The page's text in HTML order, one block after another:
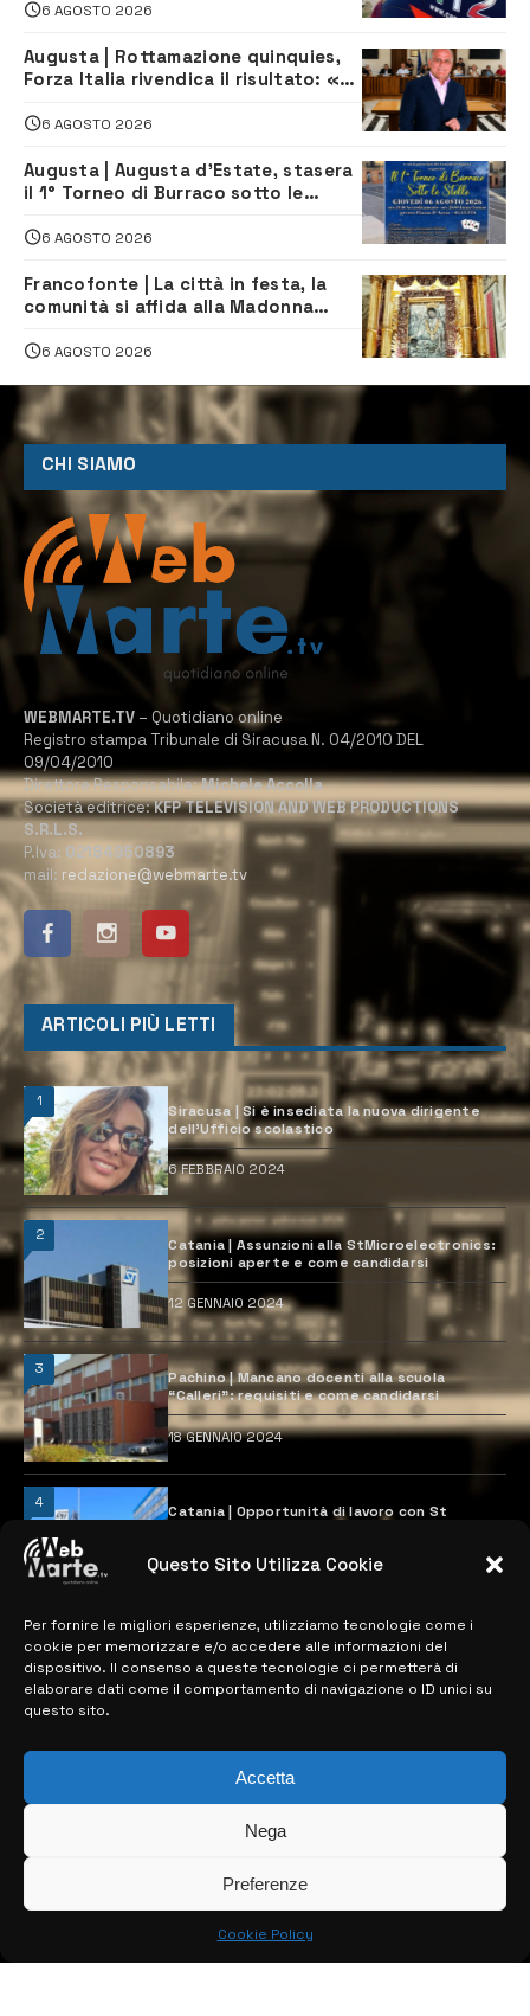
Questo Sito Utilizza Cookie
Per fornire le migliori esperienze, utilizziamo tecnologie come i
cookie per memorizzare e/o accedere alle informazioni del
dispositivo. Il consenso a queste tecnologie ci permetterà di
elaborare dati come il comportamento di navigazione o ID unici su
questo sito.
Accetta
Nega
Preferenze
Cookie Policy
6 AGOSTO 2026
Augusta | Rottamazione quinquies,
Forza Italia rivendica il risultato: «La
6 AGOSTO 2026
Augusta | Augusta d’Estate, stasera
il 1° Torneo di Burraco sotto le
6 AGOSTO 2026
Francofonte | La città in festa, la
comunità si affida alla Madonna
6 AGOSTO 2026
CHI SIAMO
WEBMARTE.TV – Quotidiano online
Registro stampa Tribunale di Siracusa N. 04/2010 DEL
09/04/2010
Direttore Responsabile:Michele Accolla
Società editrice:KFP TELEVISION AND WEB PRODUCTIONS
S.R.L.S.
P.Iva: 02184950893
mail: redazione@webmarte.tv
ARTICOLI PIÙ LETTI
1
Siracusa | Si è insediata la nuova dirigente
dell’Ufficio scolastico
6 FEBBRAIO 2024
2
Catania | Assunzioni alla StMicroelectronics:
posizioni aperte e come candidarsi
12 GENNAIO 2024
3
Pachino | Mancano docenti alla scuola
“Calleri”: requisiti e come candidarsi
18 GENNAIO 2024
4
Catania | Opportunità di lavoro con St
28 MARZO 2024
MAPPA DEL SITO
> NOTIZIE
> CONTATTI